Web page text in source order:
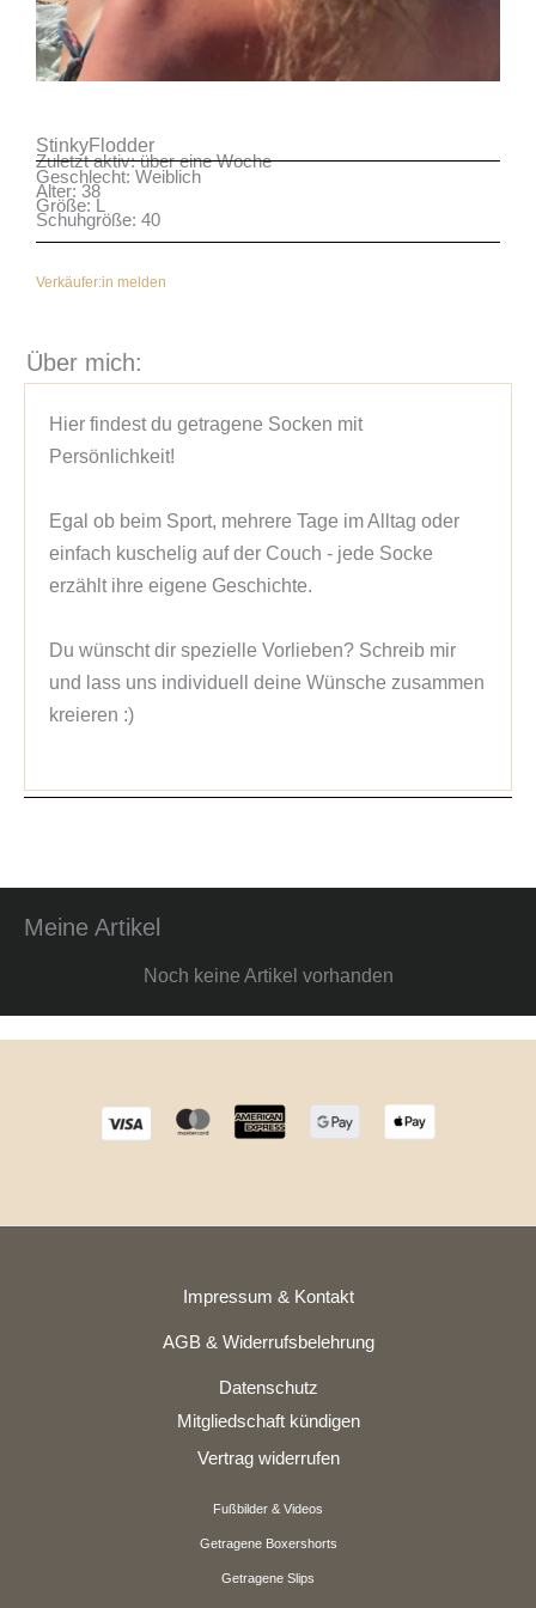
StinkyFlodder
Zuletzt aktiv: über eine Woche
Geschlecht: Weiblich
Alter: 38
Größe: L
Schuhgröße: 40
Verkäufer:in melden
Über mich:
Hier findest du getragene Socken mit
Persönlichkeit!
Egal ob beim Sport, mehrere Tage im Alltag oder
einfach kuschelig auf der Couch - jede Socke
erzählt ihre eigene Geschichte.
Du wünscht dir spezielle Vorlieben? Schreib mir
und lass uns individuell deine Wünsche zusammen
kreieren :)
Meine Artikel
Noch keine Artikel vorhanden
Impressum & Kontakt
AGB & Widerrufsbelehrung
Datenschutz
Mitgliedschaft kündigen
Vertrag widerrufen
Fußbilder & Videos
Getragene Boxershorts
Getragene Slips